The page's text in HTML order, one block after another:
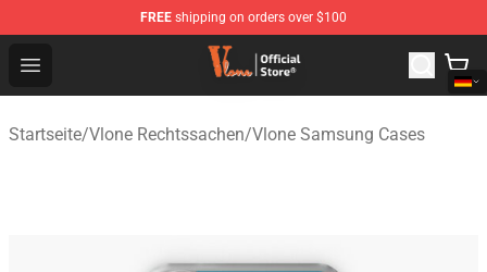
FREE shipping on orders over $100
Open menu
Vlone Shop - Official Vlone Merchandise Store
Startseite/Vlone Rechtssachen/Vlone Samsung Cases